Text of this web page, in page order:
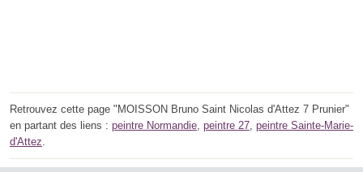
Retrouvez cette page "MOISSON Bruno Saint Nicolas d'Attez 7 Prunier"
en partant des liens : peintre Normandie peintre 27 peintre Sainte-Marie-
d'Attez